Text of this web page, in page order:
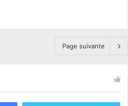
Page suivante